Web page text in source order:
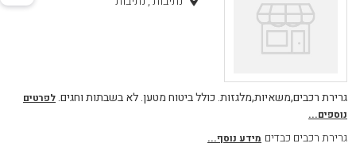
גרירת רכבים,משאיות,מלגזות. כולל ביטוח מטען. לא בשבתות וחגים.לפרטים
נוספים...
גרירת רכבים כבדים מידע נוסף...